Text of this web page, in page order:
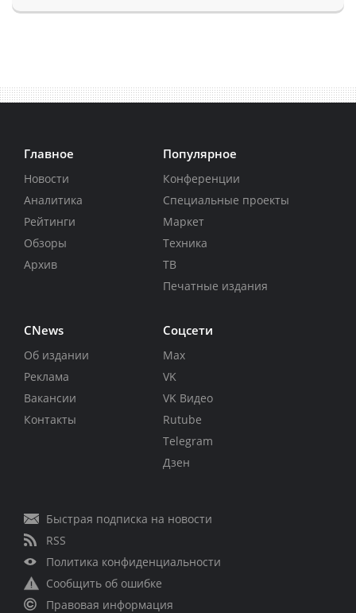
Главное
Новости
Аналитика
Рейтинги
Обзоры
Архив
Популярное
Конференции
Специальные проекты
Маркет
Техника
ТВ
Печатные издания
CNews
Об издании
Реклама
Вакансии
Контакты
Соцсети
Max
VK
VK Видео
Rutube
Telegram
Дзен
Быстрая подписка на новости
RSS
Политика конфиденциальности
Сообщить об ошибке
Правовая информация